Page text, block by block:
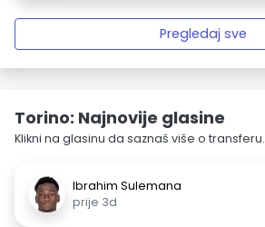
Pregledaj sve
Torino: Najnovije glasine
Klikni na glasinu da saznaš više o transferu.
Ibrahim Sulemana
prije 3d